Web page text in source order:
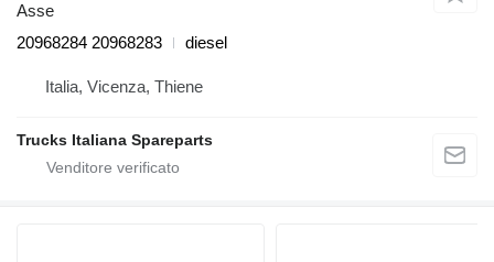
Asse
20968284 20968283
diesel
Italia, Vicenza, Thiene
Trucks Italiana Spareparts